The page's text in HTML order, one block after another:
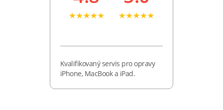
Kvalifikovaný servis pro opravy
iPhone, MacBook a iPad.